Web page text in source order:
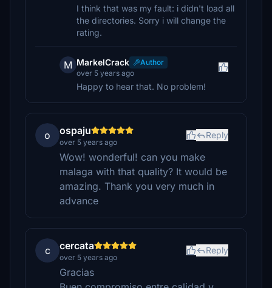
I think that was my fault: i didn't load all
the directories. Sorry i will change the
rating.
M MarkelCrack
Author
over 5 years ago
Happy to hear that. No problem!
o ospaju
over 5 years ago
Reply
Wow! wonderful! can you make
malaga with that quality? It would be
amazing. Thank you very much in
advance
c cercata
over 5 years ago
Reply
Gracias